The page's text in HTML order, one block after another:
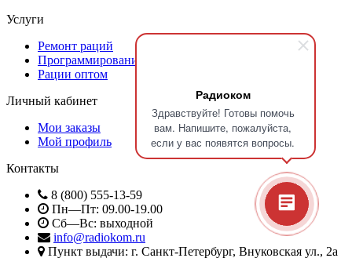
Радиоком
Здравствуйте! Готовы помочь
вам. Напишите, пожалуйста,
если у вас появятся вопросы.
Услуги
Ремонт раций
Программирование радиостанций
Рации оптом
Личный кабинет
Мои заказы
Мой профиль
Контакты
8 (800) 555-13-59
Пн—Пт: 09.00-19.00
Сб—Вс: выходной
info@radiokom.ru
Пункт выдачи: г. Санкт-Петербург, Внуковская ул., 2а